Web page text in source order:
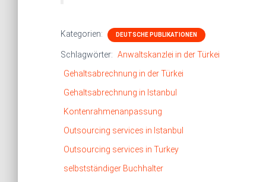
Kategorien: DEUTSCHE PUBLIKATIONEN
Schlagwörter: Anwaltskanzlei in der Türkei
Gehaltsabrechnung in der Türkei
Gehaltsabrechnung in Istanbul
Kontenrahmenanpassung
Outsourcing services in Istanbul
Outsourcing services in Turkey
selbstständiger Buchhalter